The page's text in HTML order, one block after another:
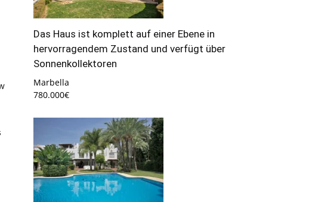
Das Haus ist komplett auf einer Ebene in
hervorragendem Zustand und verfügt über
Sonnenkollektoren
Marbella
780.000€